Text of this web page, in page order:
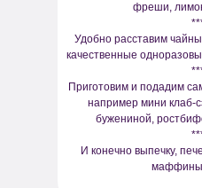
фреши,
Удобно расставим
качественные
Приготовим и подадим
например мини клаб-
бужениной,
И конечно выпечку,